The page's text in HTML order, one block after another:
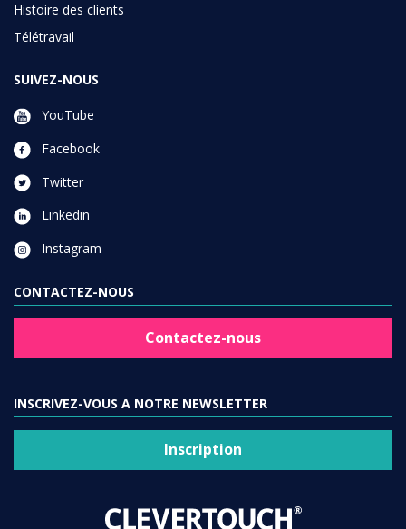
Histoire des clients
Télétravail
SUIVEZ-NOUS
YouTube
Facebook
Twitter
Linkedin
Instagram
CONTACTEZ-NOUS
Contactez-nous
INSCRIVEZ-VOUS A NOTRE NEWSLETTER
Inscription